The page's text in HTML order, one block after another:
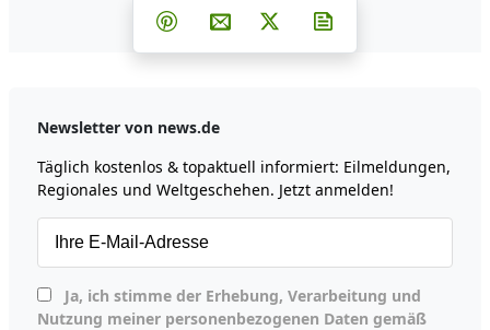
Teilen auf Facebook
Teilen auf Whatsapp
Teilen auf Telegram
Teilen auf Pinterest
Per E-Mail teilen
Post auf X
Newsletter von news.de
Täglich kostenlos & topaktuell informiert: Eilmeldungen,
Regionales und Weltgeschehen. Jetzt anmelden!
Nutzung meiner personenbezogenen Daten gemäß